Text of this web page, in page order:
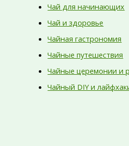
Чай для начинающих
Чай и здоровье
Чайная гастрономия
Чайные путешествия
Чайные церемонии и
Чайный DIY и